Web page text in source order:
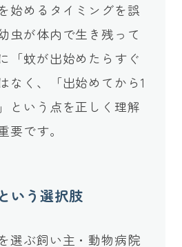
始めるタイミングを誤
虫が体内で生き残って
「蚊が出始めたらすぐ
なく、「出始めてから1
という点を正しく理解
要です。
いう選択肢
選ぶ飼い主・動物病院